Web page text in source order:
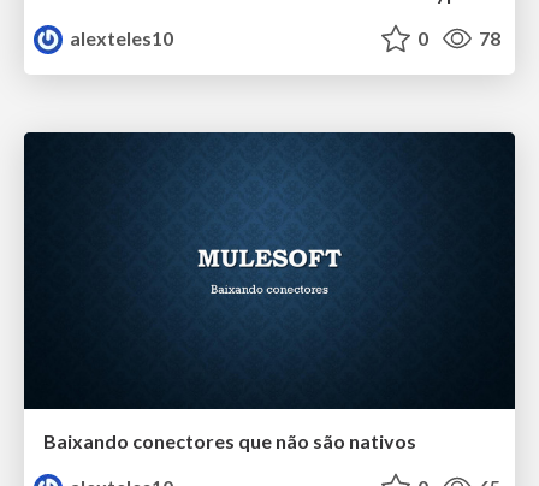
alexteles10
0 78
Baixando conectores que não são nativos